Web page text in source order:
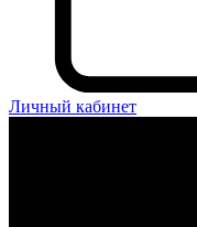
Личный кабинет